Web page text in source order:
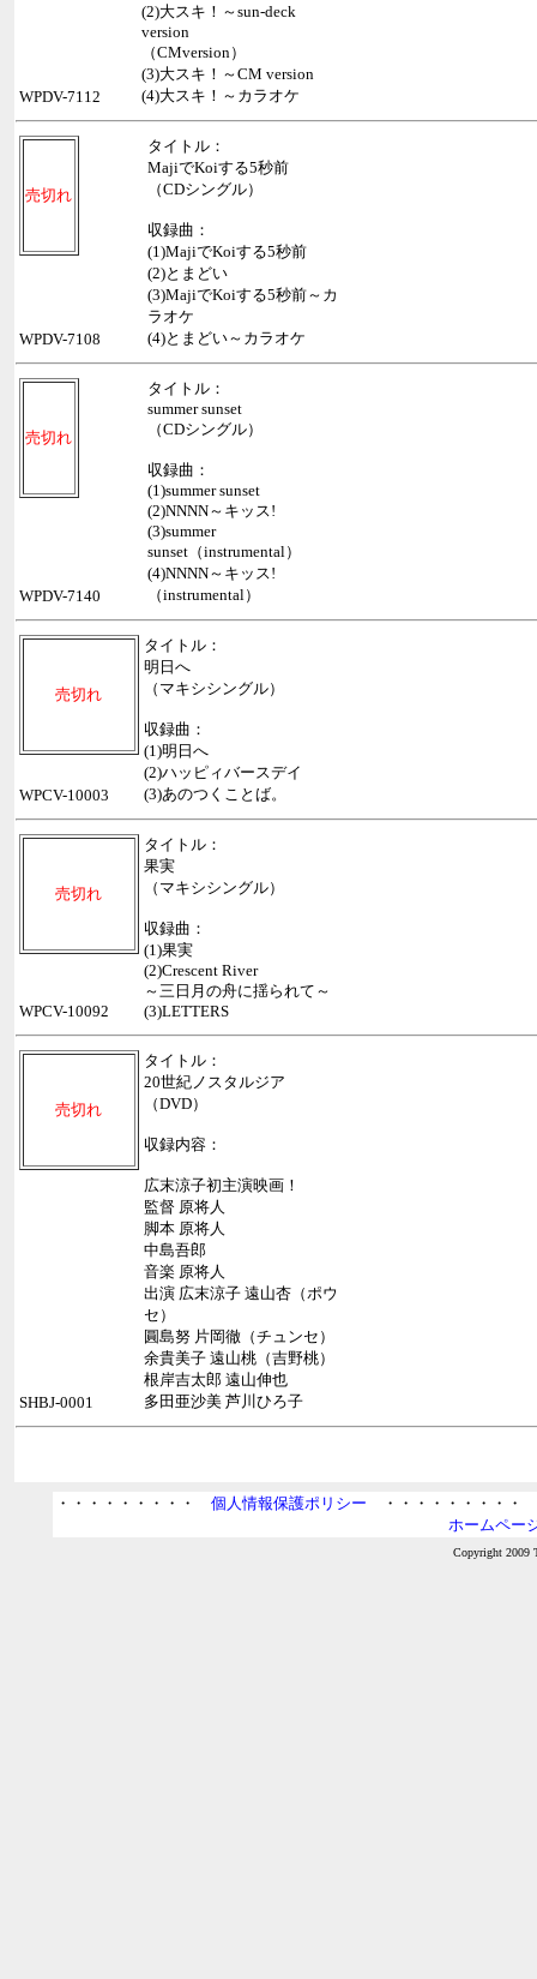
(2)大スキ！～sun-deck
version
（CMversion）
(3)大スキ！～CM version
(4)大スキ！～カラオケ
WPDV-7112
売切れ
タイトル：
MajiでKoiする5秒前
（CDシングル）
収録曲：
(1)MajiでKoiする5秒前
(2)とまどい
(3)MajiでKoiする5秒前～カ
ラオケ
(4)とまどい～カラオケ
WPDV-7108
売切れ
タイトル：
summer sunset
（CDシングル）
収録曲：
(1)summer sunset
(2)NNNN～キッス!
(3)summer
sunset（instrumental）
(4)NNNN～キッス!
（instrumental）
WPDV-7140
売切れ
タイトル：
明日へ
（マキシシングル）
収録曲：
(1)明日へ
(2)ハッピィバースデイ
(3)あのつくことば。
WPCV-10003
売切れ
タイトル：
果実
（マキシシングル）
収録曲：
(1)果実
(2)Crescent River
～三日月の舟に揺られて～
(3)LETTERS
WPCV-10092
売切れ
タイトル：
20世紀ノスタルジア
（DVD）
収録内容：
広末涼子初主演映画！
監督 原将人
脚本 原将人
中島吾郎
音楽 原将人
出演 広末涼子 遠山杏（ポウ
セ）
圓島努 片岡徹（チュンセ）
余貴美子 遠山桃（吉野桃）
根岸吉太郎 遠山伸也
多田亜沙美 芦川ひろ子
SHBJ-0001
・・・・・・・・・個人情報保護ポリシー ・・・・・・・・
ホームペー
Copyright 2009